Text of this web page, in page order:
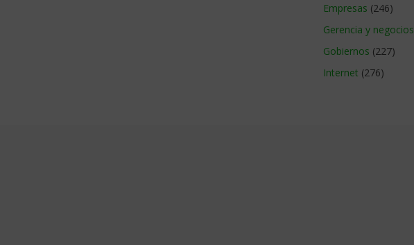
Empresas (246)
Gerencia y negocios
Gobiernos (227)
Internet (276)